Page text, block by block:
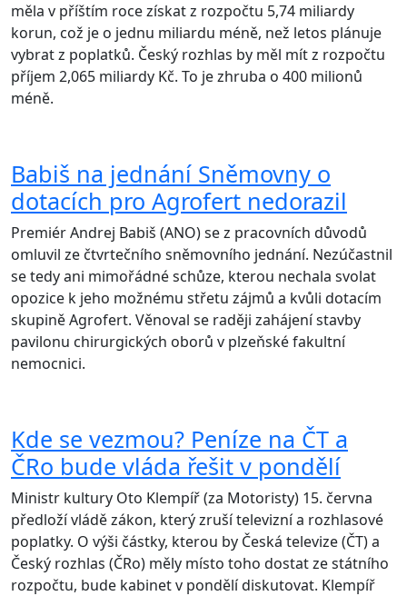
měla v příštím roce získat z rozpočtu 5,74 miliardy
korun, což je o jednu miliardu méně, než letos plánuje
vybrat z poplatků. Český rozhlas by měl mít z rozpočtu
příjem 2,065 miliardy Kč. To je zhruba o 400 milionů
méně.
Babiš na jednání Sněmovny o
dotacích pro Agrofert nedorazil
Premiér Andrej Babiš (ANO) se z pracovních důvodů
omluvil ze čtvrtečního sněmovního jednání. Nezúčastnil
se tedy ani mimořádné schůze, kterou nechala svolat
opozice k jeho možnému střetu zájmů a kvůli dotacím
skupině Agrofert. Věnoval se raději zahájení stavby
pavilonu chirurgických oborů v plzeňské fakultní
nemocnici.
Kde se vezmou? Peníze na ČT a
ČRo bude vláda řešit v pondělí
Ministr kultury Oto Klempíř (za Motoristy) 15. června
předloží vládě zákon, který zruší televizní a rozhlasové
poplatky. O výši částky, kterou by Česká televize (ČT) a
Český rozhlas (ČRo) měly místo toho dostat ze státního
rozpočtu, bude kabinet v pondělí diskutovat. Klempíř